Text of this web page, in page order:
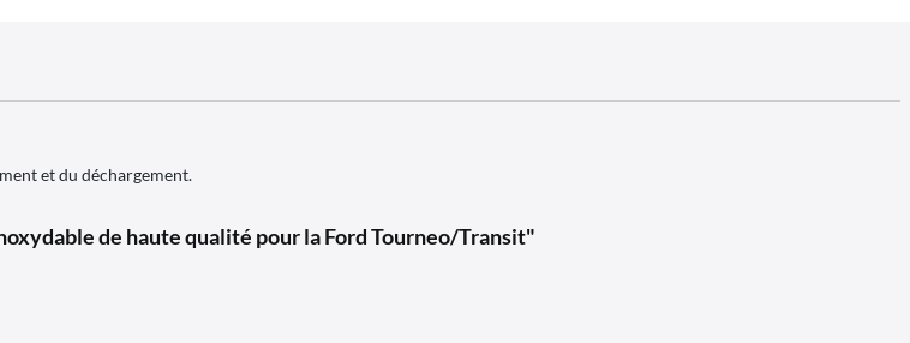
et du déchargement.
de haute qualité pour la Ford Tourneo/Transit"